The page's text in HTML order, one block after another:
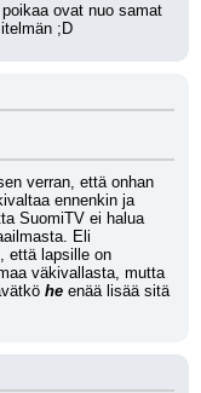
ovat nuo samat
;D
verran, että onhan
ennenkin ja
SuomiTV ei halua
Eli
että lapsille on
väkivallasta, mutta
he enää lisää sitä